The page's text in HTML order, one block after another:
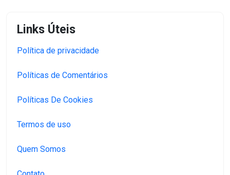
Links Úteis
Política de privacidade
Políticas de Comentários
Políticas De Cookies
Termos de uso
Quem Somos